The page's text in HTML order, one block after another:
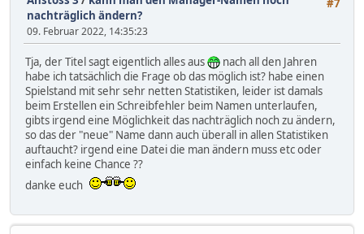
#7
nachträglich ändern?
09. Februar 2022, 14:35:23
Tja, der Titel sagt eigentlich alles aus
nach all den Jahren
habe ich tatsächlich die Frage ob das möglich ist? habe einen
Spielstand mit sehr sehr netten Statistiken, leider ist damals
beim Erstellen ein Schreibfehler beim Namen unterlaufen,
gibts irgend eine Möglichkeit das nachträglich noch zu ändern,
so das der "neue" Name dann auch überall in allen Statistiken
auftaucht? irgend eine Datei die man ändern muss etc oder
einfach keine Chance ??
danke euch